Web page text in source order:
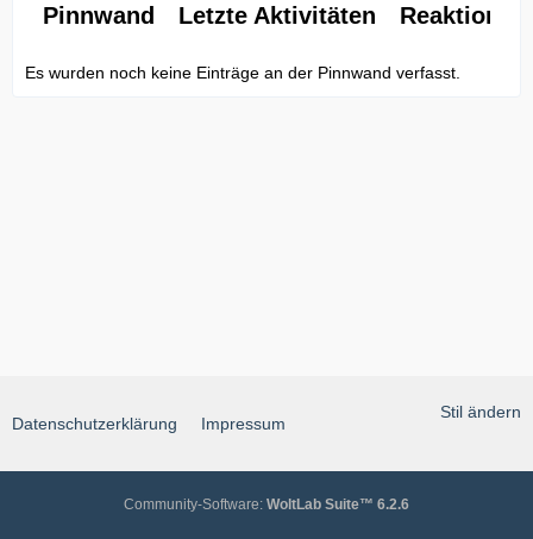
Pinnwand Letzte Aktivitäten Reaktionen
Es wurden noch keine Einträge an der Pinnwand verfasst.
Stil ändern
Datenschutzerklärung Impressum
Community-Software: WoltLab Suite™ 6.2.6